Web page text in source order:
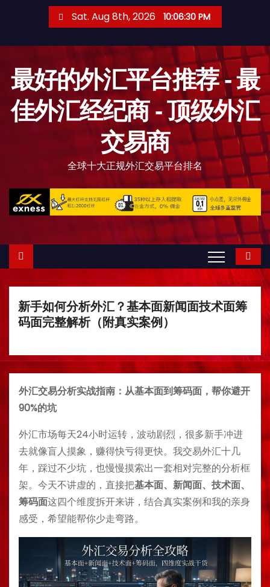
Sat. Aug 8th, 2026 10:06:31 PM
最好的外汇平台推荐 - 最
佳外汇经纪商 - 顶级外汇
交易商
全球十大正规外汇交易平台排名
新手如何分析外汇？基本面新闻面技术面筹
码面完整解析（附真实案例）
外汇交易分析实战指南：从基本面到筹码面，帮你避开
90%的坑
外汇市场每天24小时运转，波动剧烈，很多新手冲进
去就像盲人摸象，赚得快亏得更快。我交易外汇十几
年，踩过不少坑，也慢慢摸索出一套相对完整的分析框
架。今天不讲虚的，直接把基本面、新闻面、技术面、
筹码面这四个维度拆开来讲，结合真实案例和我的亲身
感受，希望能帮你少走弯路。